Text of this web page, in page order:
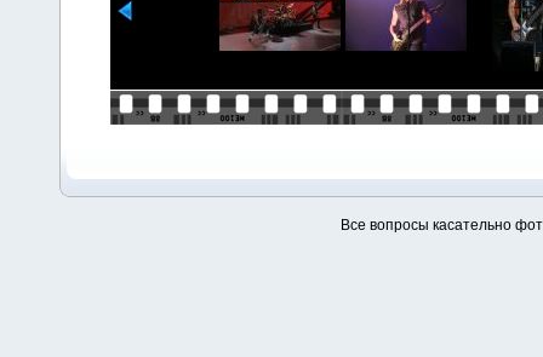
Все вопросы касательно